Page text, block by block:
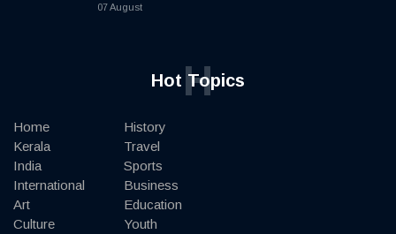
07 August
Hot Topics
H
Home
Kerala
India
International
Art
Culture
History
Travel
Sports
Business
Education
Youth